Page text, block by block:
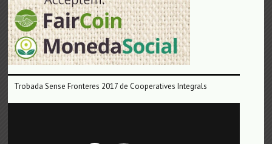
Trobada Sense Fronteres 2017 de Cooperatives Integrals